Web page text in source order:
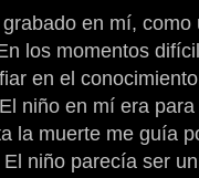
en mí, como
los momentos
en el
niño en mí era
la muerte me guía
niño parecía ser